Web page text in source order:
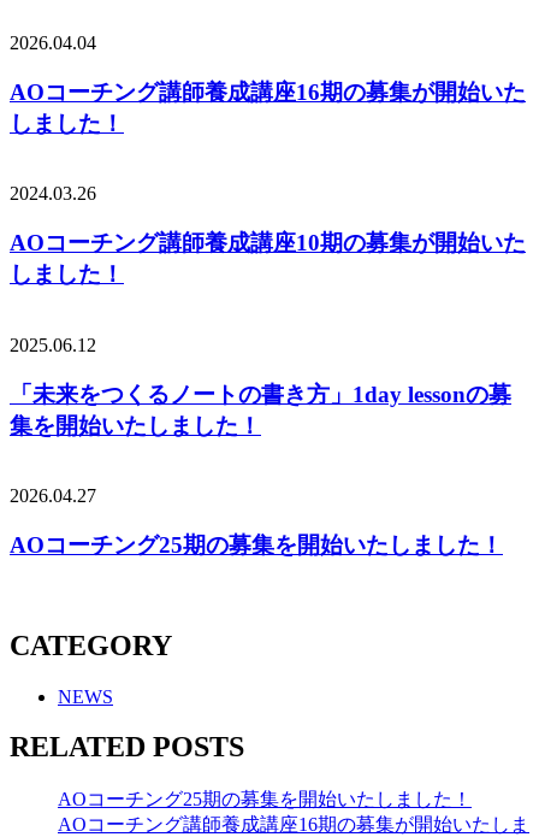
2026.04.04
AOコーチング講師養成講座16期の募集が開始いた
しました！
2024.03.26
AOコーチング講師養成講座10期の募集が開始いた
しました！
2025.06.12
「未来をつくるノートの書き方」1day lessonの募
集を開始いたしました！
2026.04.27
AOコーチング25期の募集を開始いたしました！
CATEGORY
NEWS
RELATED POSTS
AOコーチング25期の募集を開始いたしました！
AOコーチング講師養成講座16期の募集が開始いたしま